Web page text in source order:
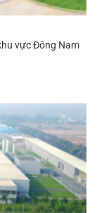
vực Đông Nam